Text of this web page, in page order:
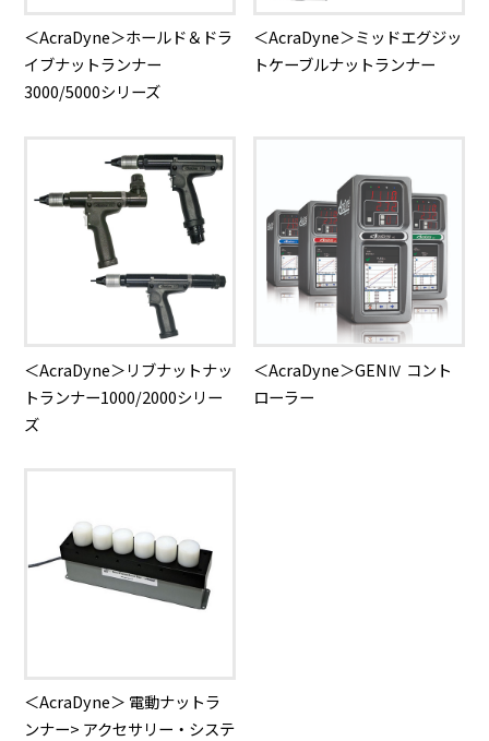
＜AcraDyne＞ホールド＆ドラ
イブナットランナー
3000/5000シリーズ
＜AcraDyne＞ミッドエグジッ
トケーブルナットランナー
＜AcraDyne＞リブナットナッ
トランナー1000/2000シリー
ズ
＜AcraDyne＞GENⅣ コント
ローラー
＜AcraDyne＞ 電動ナットラ
ンナー> アクセサリー・システ